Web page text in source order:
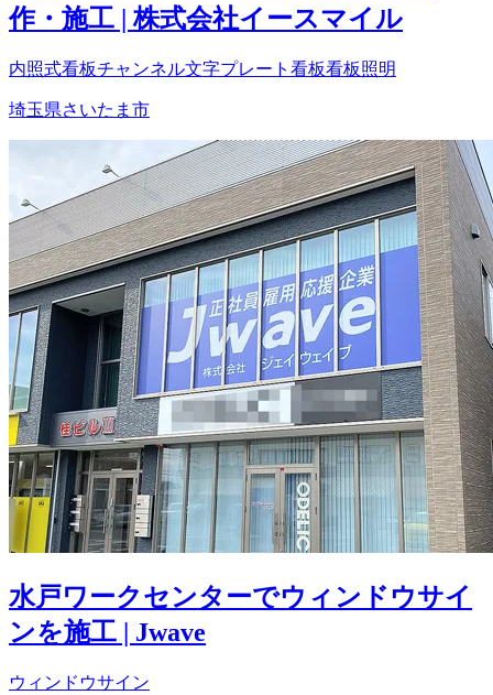
作・施工 | 株式会社イースマイル
内照式看板チャンネル文字プレート看板看板照明
埼玉県さいたま市
水戸ワークセンターでウィンドウサイ
ンを施工 | Jwave
ウィンドウサイン